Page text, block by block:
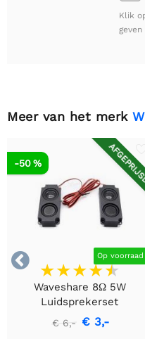
Klik
geven
Meer van het merk
 Op voorraad
-50 %
Waveshare 8Ω 5W
Luidsprekerset
€ 6,- € 3,-